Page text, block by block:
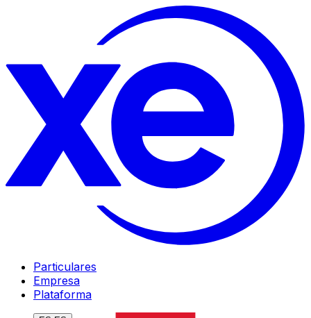
Particulares
Empresa
Plataforma